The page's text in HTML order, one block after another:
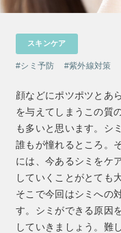
化粧水
美容液
美容ジェル・乳液・クリ
シート・マスク
リップケア
トラベルセット
スペシャルケア
クッションファンデー
フェイスパウダー
CCクリーム
UVケア
プラセンタ
乳酸菌
ビタミン
レスベラトロール
高麗人参
コエンザイム
ヘアケア
シャンプー
トリートメント
ヘアカラー
シリーズ一覧
STEFANY AGING
（ステファニーエ
ODELIA（オディリ
Aluce luce（アルー
BIVABOO（ビバブ
スキンケア
シミ予防 紫外線対策
顔などにポツポツとあ
を与えてしまうこの質
も多いと思います。シ
誰もが憧れるところ。
には、今あるシミをケ
していくことがとても
そこで今回はシミへの
す。シミができる原因
していきましょう。難